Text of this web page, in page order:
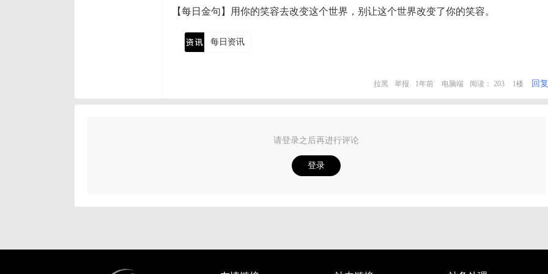
【每日金句】用你的笑容去改变这个世界，别让这个世界改变了你的笑容。
每日资讯
拉黑 举报 1年前 电脑端 阅读： 203 1楼 回复
请登录之后再进行评论
登录